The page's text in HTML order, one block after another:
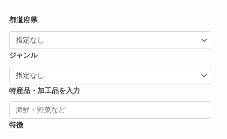
都道府県
ジャンル
特産品・加工品を入力
特徴